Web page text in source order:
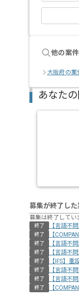
他の案
大阪府の案
あなた
募集が終了した
募集は終了してい
終了 【言語不
終了 【
終了 【言語不
終了 【言語不
終了 【IFS】
終了 【言語不
終了 【言語不
終了 【